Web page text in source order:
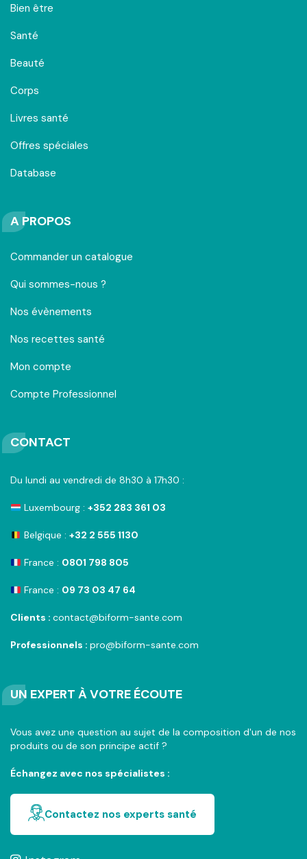
Bien être
Santé
Beauté
Corps
Livres santé
Offres spéciales
Database
A PROPOS
Commander un catalogue
Qui sommes-nous ?
Nos évènements
Nos recettes santé
Mon compte
Compte Professionnel
CONTACT
Du lundi au vendredi de 8h30 à 17h30 :
Luxembourg : +352 283 361 03
Belgique : +32 2 555 1130
France : 0801 798 805
France : 09 73 03 47 64
Clients : contact@biform-sante.com
Professionnels : pro@biform-sante.com
UN EXPERT À VOTRE ÉCOUTE
Vous avez une question au sujet de la composition d'un de nos
produits ou de son principe actif ?
Échangez avec nos spécialistes :
Contactez nos experts santé